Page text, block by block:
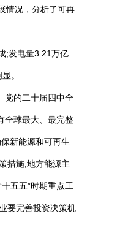
情况，分析了可再
;发电量3.21万亿
。
党的二十届四中全
全球最大、最完整
新能源和可再生
措施;地方能源主
五五”时期重点工
要完善投资决策机